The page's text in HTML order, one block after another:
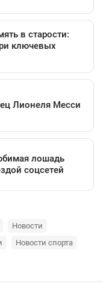
Новости
Новости спорта